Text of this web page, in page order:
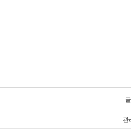
관